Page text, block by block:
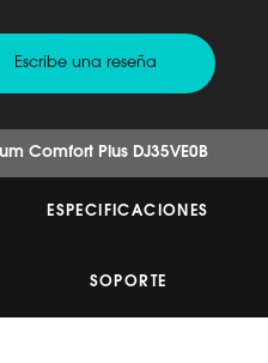
Escribe una reseña
Comfort Plus DJ35VE0B
ESPECIFICACIONES
SOPORTE